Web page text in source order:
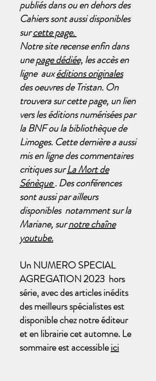
publiés dans ou en dehors des
Cahiers sont aussi disponibles
surcette page.
Notre site recense enfin dans
unepage dédiée,les accès en
ligne auxéditions originales
des oeuvres de Tristan. On
trouvera sur cette page, un lien
vers les éditions numérisées par
la BNF ou la bibliothèque de
Limoges. Cette dernière a aussi
mis en ligne des commentaires
critiques surLa Mort de
Sénèque. Des conférences
sont aussi par ailleurs
disponibles notamment sur la
Mariane, surnotre chaîne
youtube.
Un NUMERO SPECIAL
AGREGATION 2023 hors
série, avec des articles inédits
des meilleurs spécialistes est
disponible cheznotre éditeur
et en librairie cet automne. Le
sommaire est accessibleici